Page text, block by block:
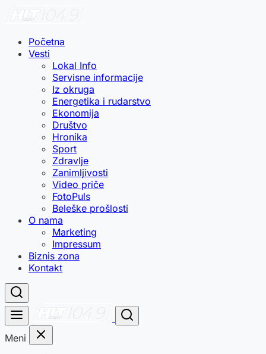
Početna
Vesti
Lokal Info
Servisne informacije
Iz okruga
Energetika i rudarstvo
Ekonomija
Društvo
Hronika
Sport
Zdravlje
Zanimljivosti
Video priče
FotoPuls
Beleške prošlosti
O nama
Marketing
Impressum
Biznis zona
Kontakt
Meni